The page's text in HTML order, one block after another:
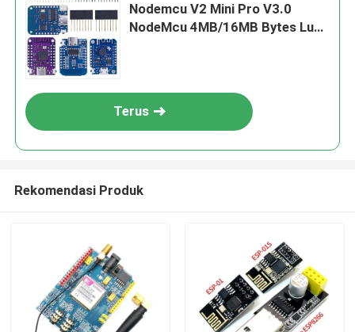
Nodemcu V2 Mini Pro V3.0
NodeMcu 4MB/16MB Bytes Lua
Terus
Rekomendasi Produk